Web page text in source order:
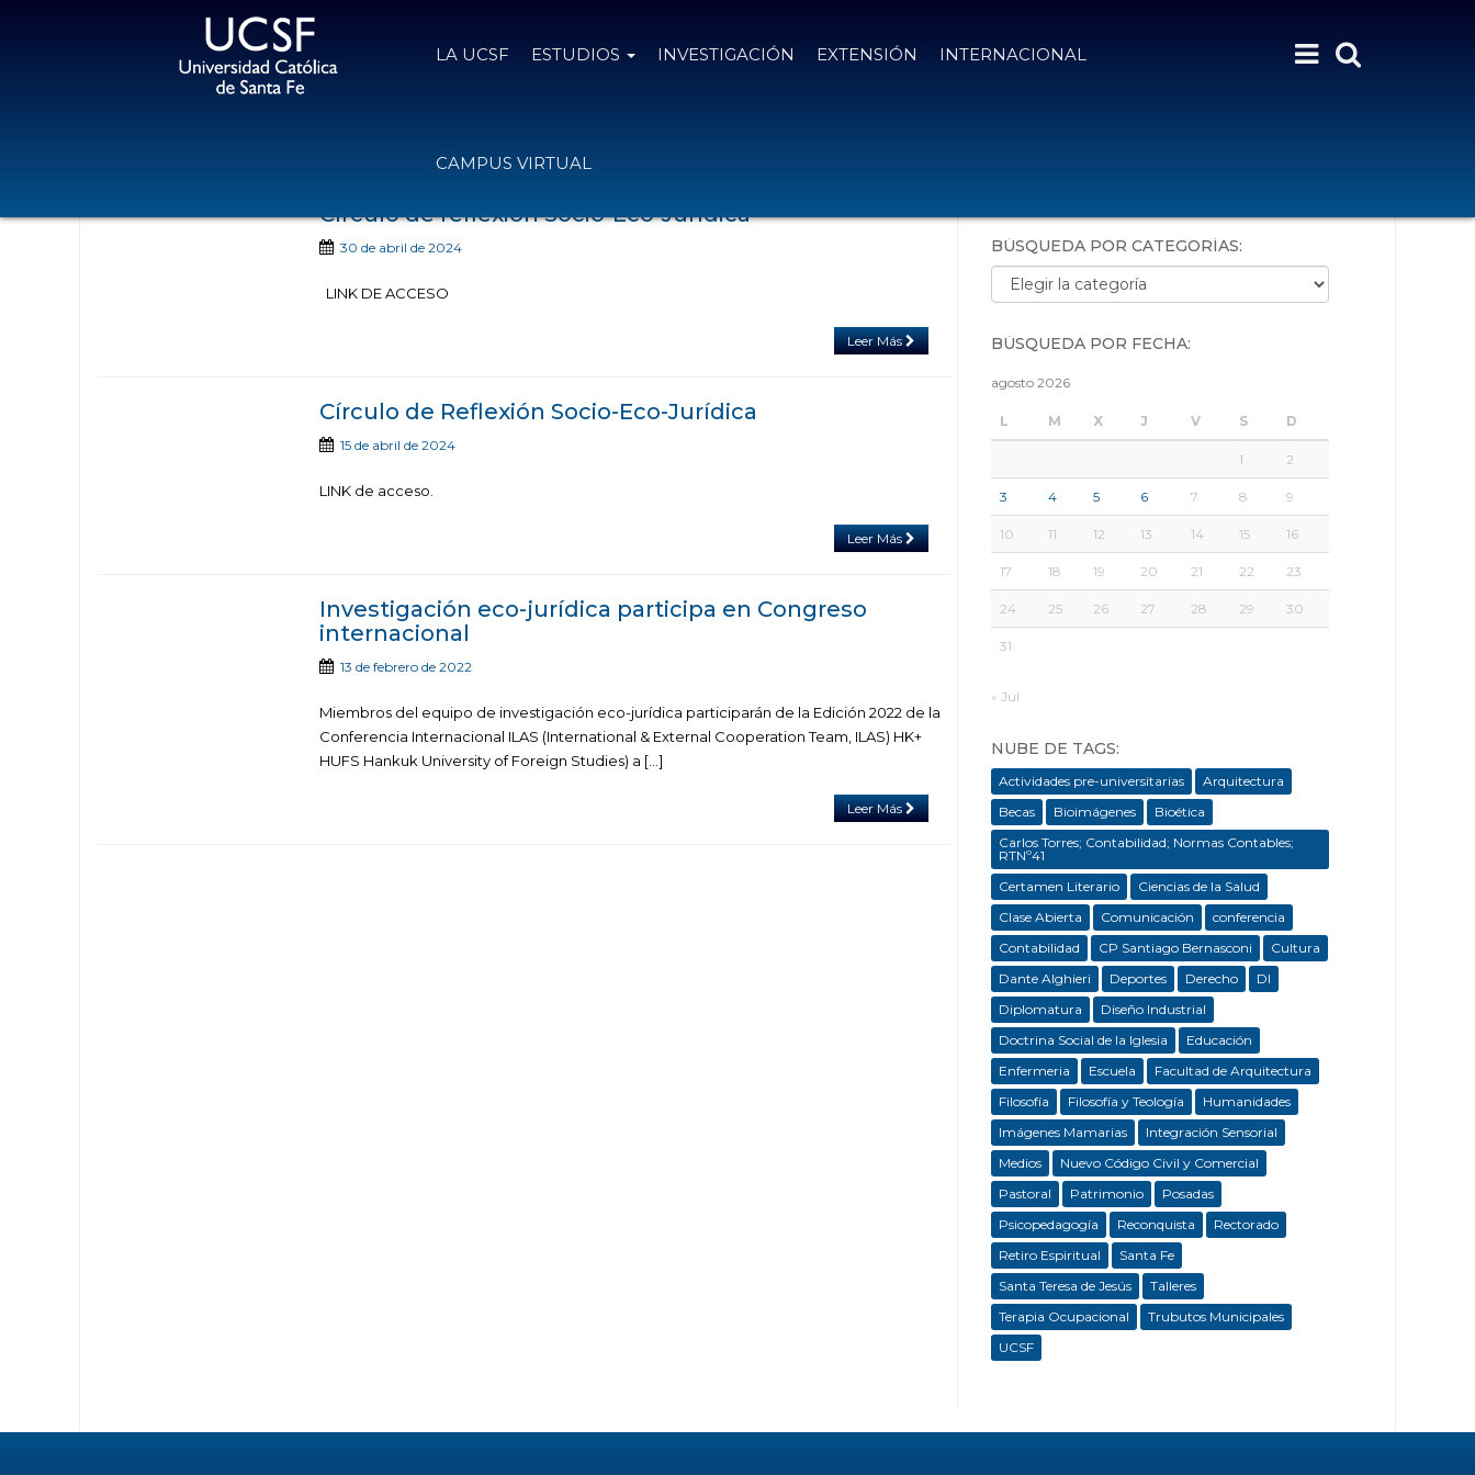
LA UCSF ESTUDIOS INVESTIGACIÓN EXTENSIÓN INTERNACIONAL
CAMPUS VIRTUAL
Círculo de reflexión Socio-Eco-Jurídica
30 de abril de 2024
LINK DE ACCESO
Leer Más
Círculo de Reflexión Socio-Eco-Jurídica
15 de abril de 2024
LINK de acceso.
Leer Más
Investigación eco-jurídica participa en Congreso
internacional
13 de febrero de 2022
Miembros del equipo de investigación eco-jurídica participarán de la Edición 2022 de la
Conferencia Internacional ILAS (International & External Cooperation Team, ILAS) HK+
HUFS Hankuk University of Foreign Studies) a […]
Leer Más
BÚSQUEDA POR CATEGORÍAS:
Búsqueda por categorías:
BÚSQUEDA POR FECHA:
agosto 2026
L M X J V S D
1 2
3 4 5 6 7 8 9
10 11 12 13 14 15 16
17 18 19 20 21 22 23
24 25 26 27 28 29 30
31
« Jul
NUBE DE TAGS:
Actividades pre-universitarias
Arquitectura
Becas
Bioimágenes
Bioética
Carlos Torres; Contabilidad; Normas Contables;
RTNº41
Certamen Literario
Ciencias de la Salud
Clase Abierta
Comunicación
conferencia
Contabilidad
CP Santiago Bernasconi
Cultura
Dante Alghieri
Deportes Derecho
DI
Diplomatura
Diseño Industrial
Doctrina Social de la Iglesia
Educación
Enfermeria
Escuela
Facultad de Arquitectura
Filosofía
Filosofía y Teología
Humanidades
Imágenes Mamarias
Integración Sensorial
Medios
Nuevo Código Civil y Comercial
Pastoral
Patrimonio
Posadas
Psicopedagogía
Reconquista
Rectorado
Retiro Espiritual
Santa Fe
Santa Teresa de Jesús
Talleres
Terapia Ocupacional
Trubutos Municipales
UCSF